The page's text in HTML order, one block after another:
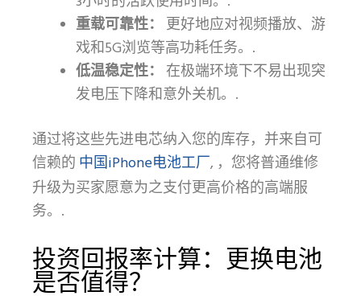
重载可靠性： 更好地应对视频播放、游
戏和5G浏览等高功耗任务。.
低温稳定性： 在极端环境下不易出现突
发电压下降和意外关机。.
通过将这些先进电芯纳入您的库存，并来自可
信赖的 中国iPhone电池工厂, ，您将普通维修
升级为买家愿意为之支付更高价格的高端服
务。.
投资回报率计算：更换电池
是否值得？